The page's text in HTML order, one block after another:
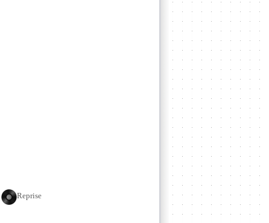
Reprise